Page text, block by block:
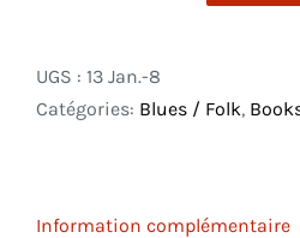
Rolling
Stone
1967-
UGS : 13 Jan.-8
Catégories: Blues / Folk,
Information complémentaire